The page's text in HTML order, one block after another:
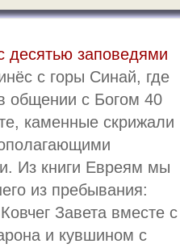
десятью заповедями
с горы Синай, где
общении с Богом 40
каменные скрижали
Из книги Евреям мы
из пребывания:
Завета вместе с
и кувшином с